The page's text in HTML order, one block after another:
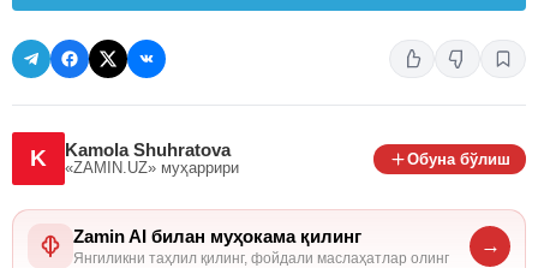
K Kamola Shuhratova
«ZAMIN.UZ» муҳаррири
Обуна бўлиш
Zamin AI билан муҳокама қилинг
Янгиликни таҳлил қилинг, фойдали маслаҳатлар олинг
→